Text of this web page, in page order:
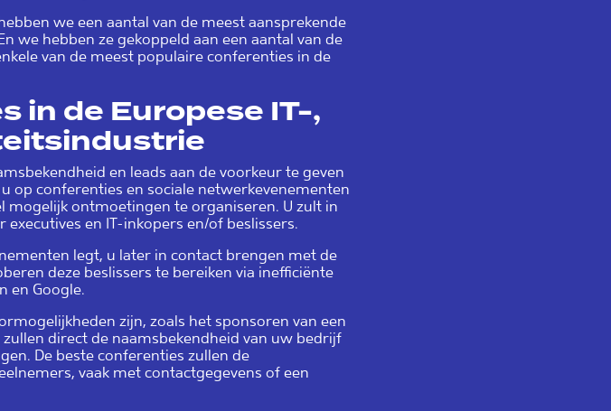
we een aantal van de meest aansprekende
we hebben ze gekoppeld aan een aantal van de
van de meest populaire conferenties in de
in de Europese IT-,
en leads aan de voorkeur te geven
op conferenties en sociale netwerkevenementen
mogelijk ontmoetingen te organiseren. U zult in
en IT-inkopers en/of beslissers.
legt, u later in contact brengen met de
deze beslissers te bereiken via inefficiënte
en Google.
zijn, zoals het sponsoren van een
direct de naamsbekendheid van uw bedrijf
De beste conferenties zullen de
vaak met contactgegevens of een